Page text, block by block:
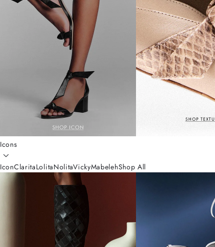
Icons
IconClaritaLolitaNolitaVickyMabelehShop All